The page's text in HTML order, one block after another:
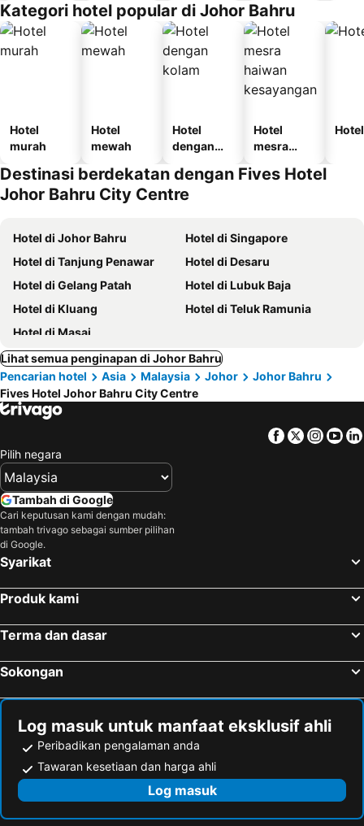
Kategori hotel popular di Johor Bahru
Hotel
murah
Hotel
mewah
Hotel
dengan
Hotel
mesra
kesayanga
Destinasi berdekatan dengan Fives Hotel
Johor Bahru City Centre
Hotel di Johor Bahru
Hotel di Singapore
Hotel di Tanjung Penawar
Hotel di Desaru
Hotel di Gelang Patah
Hotel di Lubuk Baja
Hotel di Kluang
Hotel di Teluk Ramunia
Hotel di Masai
Lihat semua penginapan di Johor Bahru
Pencarian hotel
Asia Malaysia Johor
Johor Bahru
Fives Hotel Johor Bahru City Centre
Facebook
Twitter
Pilih negara
Tambah di Google
Cari keputusan kami dengan mudah:
tambah trivago sebagai sumber pilihan
di Google.
Syarikat
Produk kami
Terma dan dasar
Sokongan
Log masuk untuk manfaat eksklusif ahli
Peribadikan pengalaman anda
Tawaran kesetiaan dan harga ahli
Log masuk